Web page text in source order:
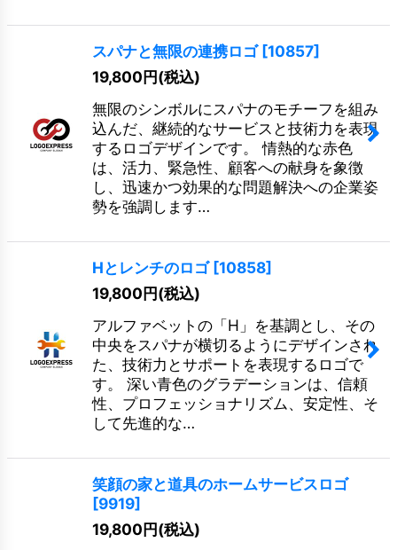
スパナと無限の連携ロゴ [10857]
19,800円(税込)
無限のシンボルにスパナのモチーフを組み
込んだ、継続的なサービスと技術力を表現
するロゴデザインです。 情熱的な赤色
は、活力、緊急性、顧客への献身を象徴
し、迅速かつ効果的な問題解決への企業姿
勢を強調します…
Hとレンチのロゴ [10858]
19,800円(税込)
アルファベットの「H」を基調とし、その
中央をスパナが横切るようにデザインされ
た、技術力とサポートを表現するロゴで
す。 深い青色のグラデーションは、信頼
性、プロフェッショナリズム、安定性、そ
して先進的な…
笑顔の家と道具のホームサービスロゴ
[9919]
19,800円(税込)